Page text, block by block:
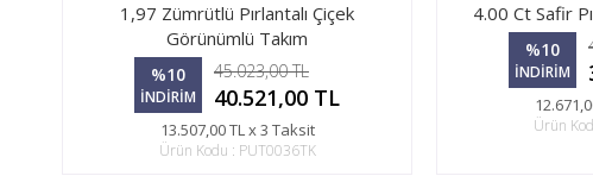
1,97 Zümrütlü Pırlantalı Çiçek
Görünümlü Takım
%10
İNDİRİM
45.023,00 TL
40.521,00 TL
13.507,00 TL x 3 Taksit
Ürün Kodu : PUT0036TK
4.00 Ct Safir
%10
İNDİRİM
Ürün